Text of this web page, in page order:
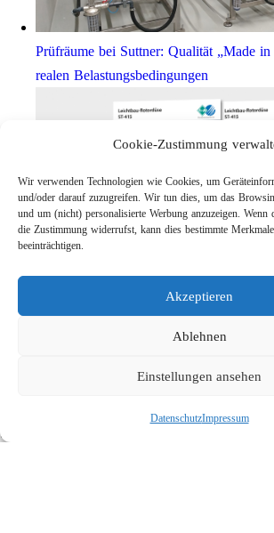
Cookie-Zustimmung
Wir verwenden Technologien wie Cookies, um
und/oder darauf zuzugreifen. Wir tun dies, um das
und um (nicht) personalisierte Werbung anzuzeigen. Wenn
die Zustimmung widerrufst, kann dies bestimmte
beeinträchtigen.
Akzeptieren
Ablehnen
Einstellungen ansehen
DatenschutzImpressum
Prüfräume bei Suttner: Qualität „Made
realen Belastungsbedingungen
Links
Suche